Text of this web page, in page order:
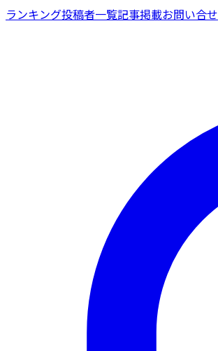
ランキング投稿者一覧記事掲載お問い合せ